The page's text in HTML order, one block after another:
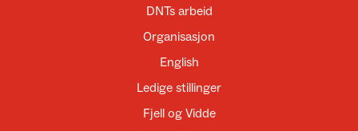
DNTs arbeid
Organisasjon
English
Ledige stillinger
Fjell og Vidde